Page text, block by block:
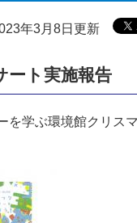
年3月8日更新
ート実施報告
を学ぶ環境館クリス